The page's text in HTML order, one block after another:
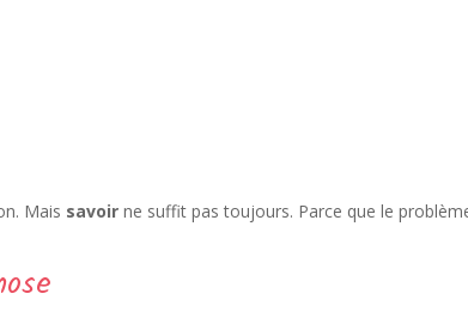
Mais savoir ne suffit pas toujours. Parce que le